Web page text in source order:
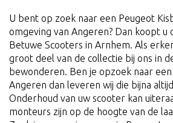
U bent op zoek naar een Peugeot
omgeving van Angeren? Dan koopt u
Betuwe Scooters in Arnhem. Als
groot deel van de collectie bij ons in
bewonderen. Ben je opzoek naar
Angeren dan leveren wij die bijna
Onderhoud van uw scooter kan
monteurs zijn op de hoogte van de